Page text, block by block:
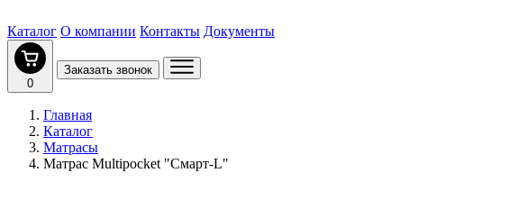
Каталог О компании Контакты Документы
0
Заказать звонок
Главная
Каталог
Матрасы
Матрас Multipocket "Смарт-L"